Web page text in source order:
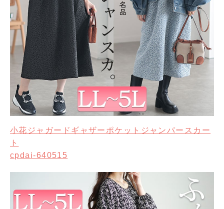
小花ジャガードギャザーポケットジャンパースカー
ト
cpdai-640515